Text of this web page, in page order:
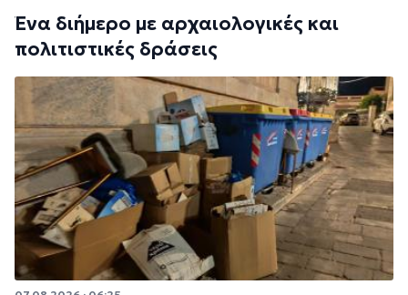
Ένα διήμερο με αρχαιολογικές και
πολιτιστικές δράσεις